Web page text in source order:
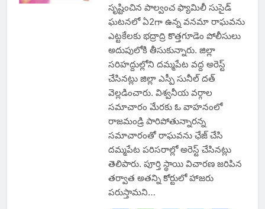
సృష్టించిన పాల్వంచ ఫ్యామిలీ సుసైడ్‌
ఘటనలో ఏ2గా ఉన్న వనమా రాఘవను
ఎట్టకేలకు భద్రాద్రి కొత్తగూడెం పోలీసులు
అదుపులోకి తీసుకున్నారు. జిల్లా
సరిహద్దుల్లోని దమ్మపేట వద్ద అరెస్ట్‌
చేసినట్లు జిల్లా ఎస్పీ సునీల్‌ దత్‌
వెల్లడించారు. విశ్వనీయ వర్గాల
సమాచారం మేరకు ఓ వాహనంలో
రాజమండ్రి పారిపోతున్నారన్న
సమాచారంతో రాఘవను ఛేజ్‌ చేసి
దమ్మపేట పరిసరాల్లో అరెస్ట్‌ చేసినట్లు
తెలిపారు. పూర్తి స్థాయి విచార‌ణ జ‌రిపిన
త‌ర్వాత అతన్ని కోర్టులో హాజ‌రు
ప‌రుస్తామ‌ని…